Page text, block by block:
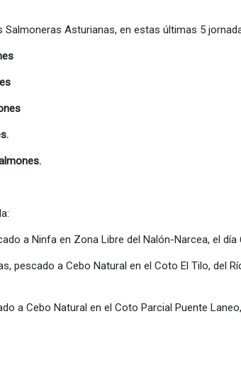
Asturianas, en estas últimas 5
a Ninfa en Zona Libre del Nalón-Narcea, el día
pescado a Cebo Natural en el Coto El Tilo, del
a Cebo Natural en el Coto Parcial Puente